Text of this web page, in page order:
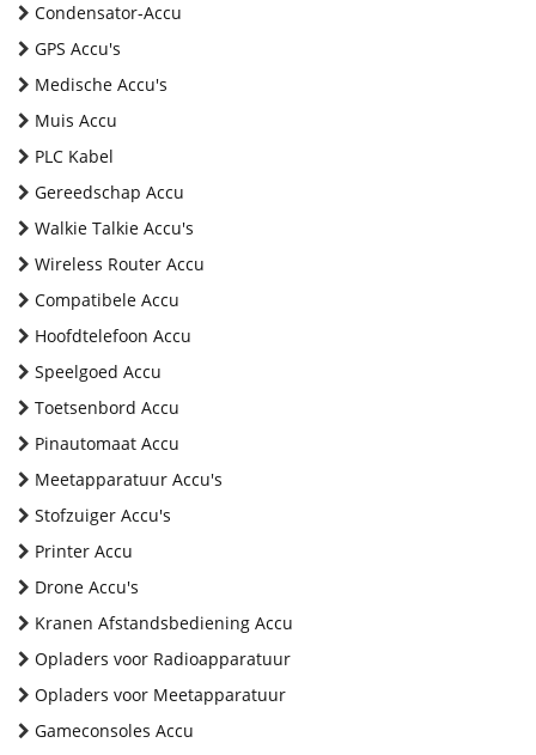
Condensator-Accu
GPS Accu's
Medische Accu's
Muis Accu
PLC Kabel
Gereedschap Accu
Walkie Talkie Accu's
Wireless Router Accu
Compatibele Accu
Hoofdtelefoon Accu
Speelgoed Accu
Toetsenbord Accu
Pinautomaat Accu
Meetapparatuur Accu's
Stofzuiger Accu's
Printer Accu
Drone Accu's
Kranen Afstandsbediening Accu
Opladers voor Radioapparatuur
Opladers voor Meetapparatuur
Gameconsoles Accu